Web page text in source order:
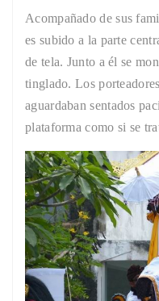
Acompañado de sus
es subido a la parte
de tela. Junto a él se
tinglado. Los
aguardaban sentados
plataforma como si se